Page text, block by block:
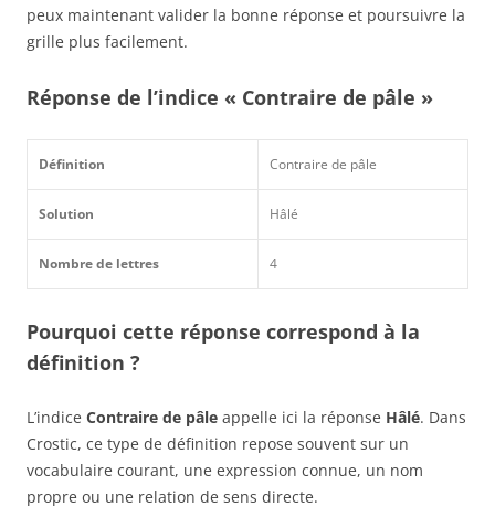
peux maintenant valider la bonne réponse et poursuivre la
grille plus facilement.
Réponse de l’indice « Contraire de pâle »
Définition Contraire de pâle
Solution Hâlé
Nombre de lettres 4
Pourquoi cette réponse correspond à la
définition ?
L’indice Contraire de pâle appelle ici la réponse Hâlé. Dans
Crostic, ce type de définition repose souvent sur un
vocabulaire courant, une expression connue, un nom
propre ou une relation de sens directe.